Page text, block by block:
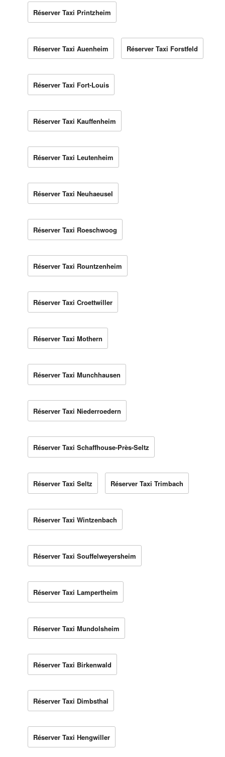
Réserver Taxi Printzheim
Réserver Taxi Auenheim Réserver Taxi Forstfeld
Réserver Taxi Fort-Louis
Réserver Taxi Kauffenheim
Réserver Taxi Leutenheim
Réserver Taxi Neuhaeusel
Réserver Taxi Roeschwoog
Réserver Taxi Rountzenheim
Réserver Taxi Croettwiller
Réserver Taxi Mothern
Réserver Taxi Munchhausen
Réserver Taxi Niederroedern
Réserver Taxi Schaffhouse-Près-Seltz
Réserver Taxi Seltz Réserver Taxi Trimbach
Réserver Taxi Wintzenbach
Réserver Taxi Souffelweyersheim
Réserver Taxi Lampertheim
Réserver Taxi Mundolsheim
Réserver Taxi Birkenwald
Réserver Taxi Dimbsthal
Réserver Taxi Hengwiller